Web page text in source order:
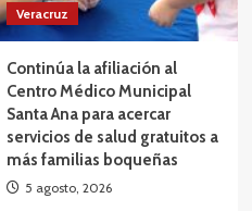
Veracruz
Continúa la afiliación al
Centro Médico Municipal
Santa Ana para acercar
servicios de salud gratuitos a
más familias boqueñas
5 agosto, 2026